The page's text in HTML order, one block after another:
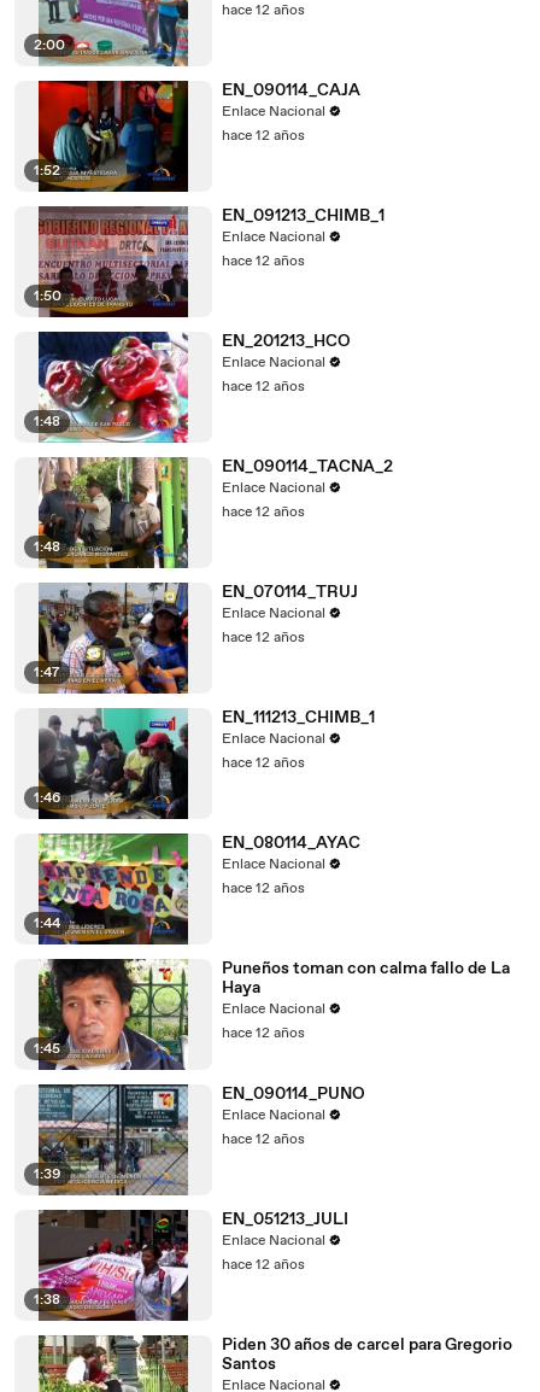
2:00
hace 12 años
1:52
EN_090114_CAJA
Enlace Nacional
hace 12 años
1:50
EN_091213_CHIMB_1
Enlace Nacional
hace 12 años
1:48
EN_201213_HCO
Enlace Nacional
hace 12 años
1:48
EN_090114_TACNA_2
Enlace Nacional
hace 12 años
1:47
EN_070114_TRUJ
Enlace Nacional
hace 12 años
1:46
EN_111213_CHIMB_1
Enlace Nacional
hace 12 años
1:44
EN_080114_AYAC
Enlace Nacional
hace 12 años
1:45
Puneños toman con calma fallo de La
Haya
Enlace Nacional
hace 12 años
1:39
EN_090114_PUNO
Enlace Nacional
hace 12 años
1:38
EN_051213_JULI
Enlace Nacional
hace 12 años
Piden 30 años de carcel para Gregorio
Santos
Enlace Nacional